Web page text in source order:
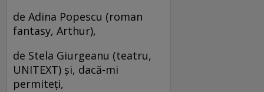
de Adina Popescu (roman
fantasy, Arthur),
de Stela Giurgeanu (teatru,
UNITEXT) şi, dacă-mi
permiteţi,